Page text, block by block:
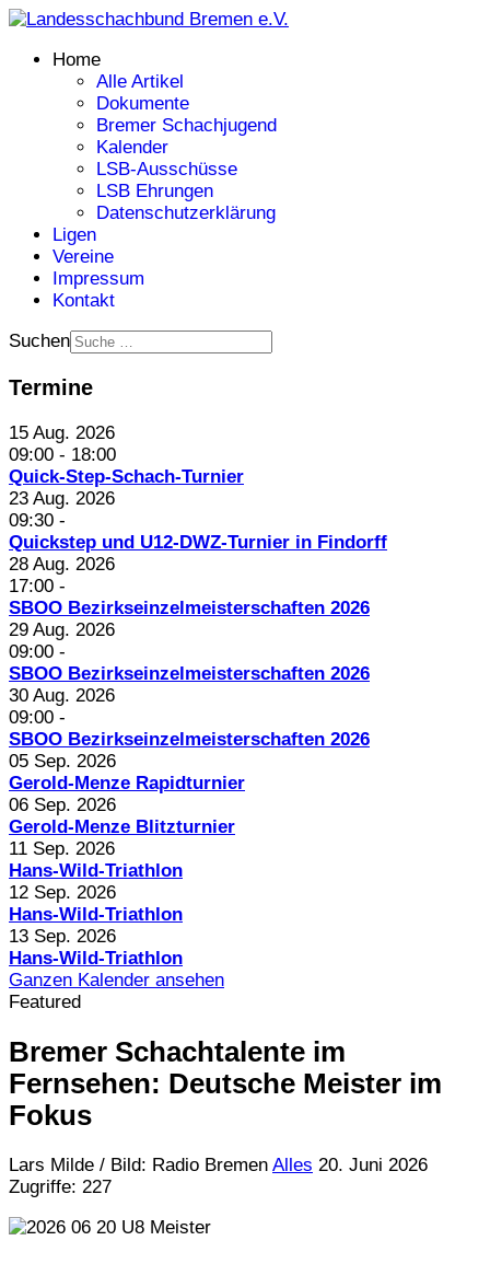
Home
Alle Artikel
Dokumente
Bremer Schachjugend
Kalender
LSB-Ausschüsse
LSB Ehrungen
Datenschutzerklärung
Ligen
Vereine
Impressum
Kontakt
Suchen
Termine
15 Aug. 2026
09:00 - 18:00
Quick-Step-Schach-Turnier
23 Aug. 2026
09:30 -
Quickstep und U12-DWZ-Turnier in Findorff
28 Aug. 2026
17:00 -
SBOO Bezirkseinzelmeisterschaften 2026
29 Aug. 2026
09:00 -
SBOO Bezirkseinzelmeisterschaften 2026
30 Aug. 2026
09:00 -
SBOO Bezirkseinzelmeisterschaften 2026
05 Sep. 2026
Gerold-Menze Rapidturnier
06 Sep. 2026
Gerold-Menze Blitzturnier
11 Sep. 2026
Hans-Wild-Triathlon
12 Sep. 2026
Hans-Wild-Triathlon
13 Sep. 2026
Hans-Wild-Triathlon
Ganzen Kalender ansehen
Featured
Bremer Schachtalente im
Fernsehen: Deutsche Meister im
Fokus
Lars Milde / Bild: Radio Bremen Alles 20. Juni 2026
Zugriffe: 227